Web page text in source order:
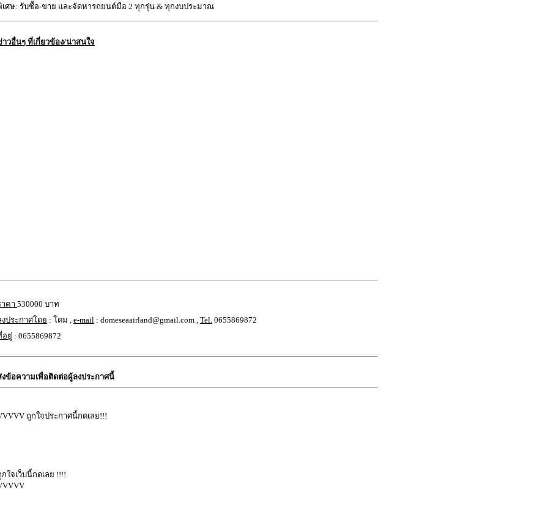
เศษ: รับซื้อ-ขาย และจัดหารถยนต์มือ 2 ทุกรุ่น & ทุกงบประมาณ
าวอื่นๆ ที่เกี่ยวข้อง/น่าสนใจ
าคา 530000 บาท
งประกาศโดย : โดม , e-mail : domeseaairland@gmail.com , Tel. 0655869872
อยู่ : 0655869872
งข้อความเพื่อติดต่อผู้ลงประกาศนี้
ถูกใจประกาศนี้กดเลย!!!
กใจเว็บนี้กดเลย !!!!